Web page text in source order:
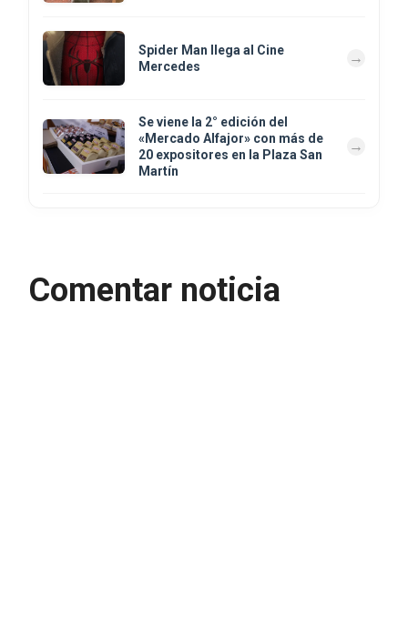
Spider Man llega al Cine
Mercedes
Se viene la 2° edición del
«Mercado Alfajor» con más de
20 expositores en la Plaza San
Martín
Comentar noticia